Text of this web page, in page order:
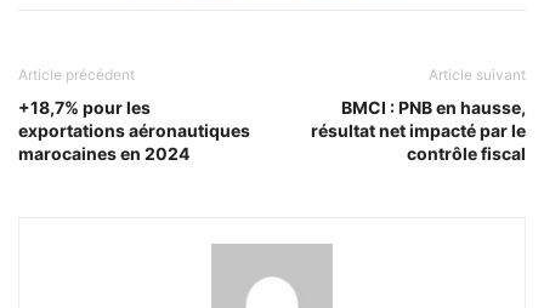
Article précédent
+18,7% pour les
exportations aéronautiques
marocaines en 2024
Article suivant
BMCI : PNB en hausse,
résultat net impacté par le
contrôle fiscal